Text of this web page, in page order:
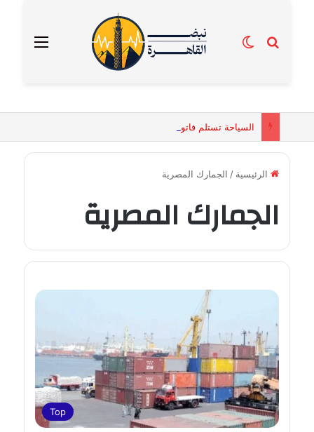
القائمة بحث عنالوضع المظلم
الرئيسية / الجمارك المصرية
الجمارك المصرية
Top